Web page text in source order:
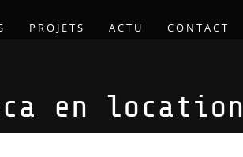
PROJETS ACTU CONTACT
en location